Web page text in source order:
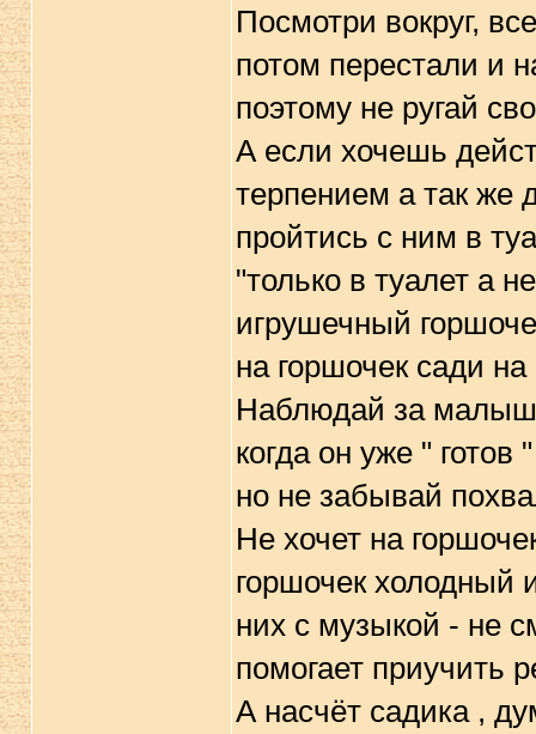
Посмотри вокруг,
потом перестали и
поэтому не ругай
А если хочешь
терпением а так же
пройтись с ним в
"только в туалет а
игрушечный
на горшочек сади
Наблюдай за
когда он уже " готов
но не забывай
Не хочет на
горшочек холодный
них с музыкой - не
помогает приучить
А насчёт садика ,